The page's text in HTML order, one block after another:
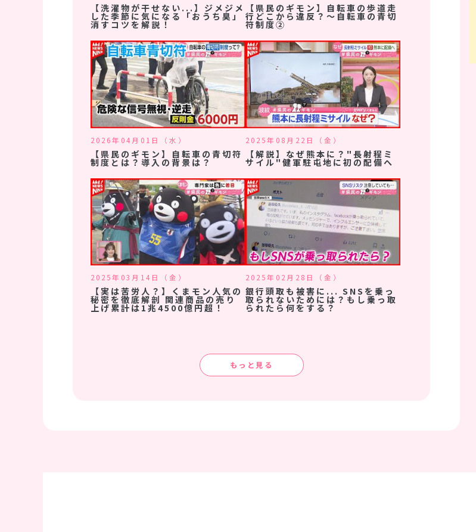
【洗濯物が干せない...】ジメジメ
した季節に気になる「おうち臭」
消すコツを解説！
【県民のギモン】自転車の歩道走
行どこから違反？～自転車の青切
符制度②
2026年04月01日（水）
【県民のギモン】自転車の青切符
制度とは？導入の背景は？
2025年08月22日（金）
【解説】なぜ熊本に？"長射程ミ
サイル"健軍駐屯地に初の配備へ
2025年03月14日（金）
【実は苦労人？】くまモン人気の
秘密を徹底解剖 関連商品の売り
上げ累計は1兆4500億円超！
2025年02月28日（金）
銀行頭取も被害に... SNSを乗っ
取られないためには？もし乗っ取
られたら何をする？
もっと見る